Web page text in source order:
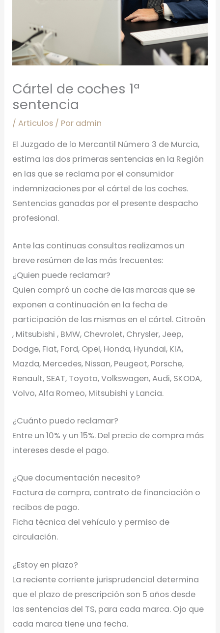
Cártel de coches 1ª
sentencia
/Articulos / Por admin
El Juzgado de lo Mercantil Número 3 de Murcia,
estima las dos primeras sentencias en la Región
en las que se reclama por el consumidor
indemnizaciones por el cártel de los coches.
Sentencias ganadas por el presente despacho
profesional.
Ante las continuas consultas realizamos un
breve resúmen de las más frecuentes:
¿Quien puede reclamar?
Quien compró un coche de las marcas que se
exponen a continuación en la fecha de
participación de las mismas en el cártel. Citroën
, Mitsubishi , BMW, Chevrolet, Chrysler, Jeep,
Dodge, Fiat, Ford, Opel, Honda, Hyundai, KIA,
Mazda, Mercedes, Nissan, Peugeot, Porsche,
Renault, SEAT, Toyota, Volkswagen, Audi, SKODA,
Volvo, Alfa Romeo, Mitsubishi y Lancia.
¿Cuánto puedo reclamar?
Entre un 10% y un 15%. Del precio de compra más
intereses desde el pago.
¿Que documentación necesito?
Factura de compra, contrato de financiación o
recibos de pago.
Ficha técnica del vehículo y permiso de
circulación.
¿Estoy en plazo?
La reciente corriente jurisprudencial determina
que el plazo de prescripción son 5 años desde
las sentencias del TS, para cada marca. Ojo que
cada marca tiene una fecha.